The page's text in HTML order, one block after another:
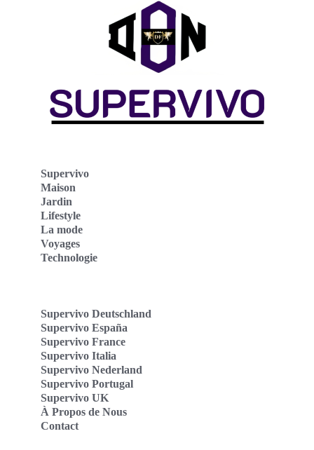
Supervivo
Maison
Jardin
Lifestyle
La mode
Voyages
Technologie
Supervivo Deutschland
Supervivo España
Supervivo France
Supervivo Italia
Supervivo Nederland
Supervivo Portugal
Supervivo UK
À Propos de Nous
Contact